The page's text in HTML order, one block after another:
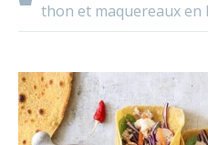
thon et maquereaux en